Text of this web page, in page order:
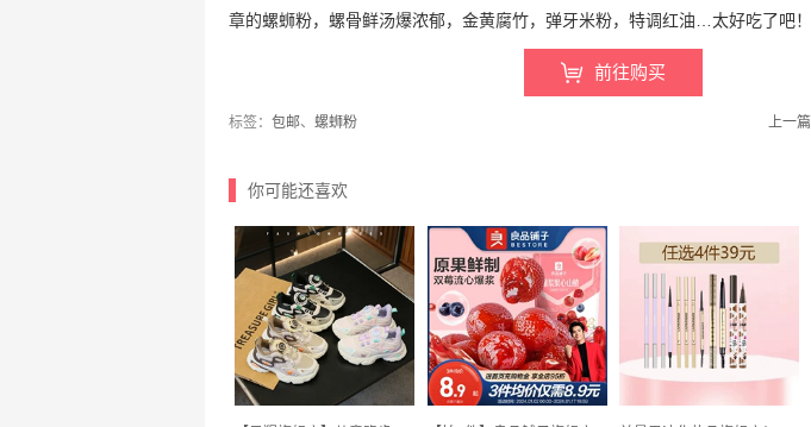
章的螺蛳粉，螺骨鲜汤爆浓郁，金黄腐竹，弹牙米粉，特调红油…太好吃了吧！
前往购买
标签： 包邮、 螺蛳粉 上一篇
你可能还喜欢